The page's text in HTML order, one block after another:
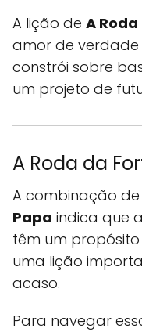
A lição de A
amor de verdade
constrói sobre
um projeto de
A Roda da
A combinação de
Papa indica que
têm um
uma lição
acaso.
Para navegar